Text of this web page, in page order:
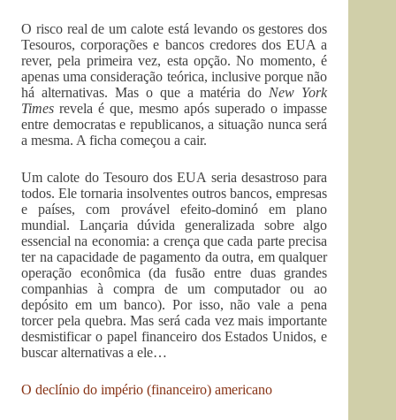
O risco real de um calote está levando os gestores dos
Tesouros, corporações e bancos credores dos EUA a
rever, pela primeira vez, esta opção. No momento, é
apenas uma consideração teórica, inclusive porque não
há alternativas. Mas o que a matéria do New York
Times revela é que, mesmo após superado o impasse
entre democratas e republicanos, a situação nunca será
a mesma. A ficha começou a cair.
Um calote do Tesouro dos EUA seria desastroso para
todos. Ele tornaria insolventes outros bancos, empresas
e países, com provável efeito-dominó em plano
mundial. Lançaria dúvida generalizada sobre algo
essencial na economia: a crença que cada parte precisa
ter na capacidade de pagamento da outra, em qualquer
operação econômica (da fusão entre duas grandes
companhias à compra de um computador ou ao
depósito em um banco). Por isso, não vale a pena
torcer pela quebra. Mas será cada vez mais importante
desmistificar o papel financeiro dos Estados Unidos, e
buscar alternativas a ele…
O declínio do império (financeiro) americano